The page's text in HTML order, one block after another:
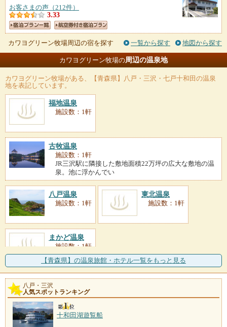
お客さまの声（212件）
3.33
カワヨグリーン牧場周辺の宿を探す 一覧から探す 地図から探す
カワヨグリーン牧場の周辺の温泉地
カワヨグリーン牧場がある、【青森県】八戸・三沢・七戸十和田の温泉
地を表記しています。
福地温泉
施設数：1軒
古牧温泉
施設数：1軒
JR三沢駅に隣接した敷地面積22万坪の広大な敷地の温
泉。池に浮かんでい
八戸温泉
施設数：1軒
東北温泉
施設数：1軒
まかど温泉
施設数：1軒
【青森県】の温泉旅館・ホテル一覧をもっと見る
八戸・三沢
人気スポットランキング
十和田湖遊覧船